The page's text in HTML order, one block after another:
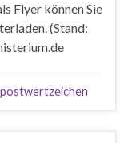
Flyer können Sie
(Stand: